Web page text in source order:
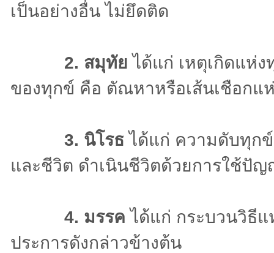
เป็นอย่างอื่น ไม่ยึดติด
2. สมุทัย ได้แก่ เหตุเกิดแห่
ของทุกข์ คือ ตัณหาหรือเส้นเชือก
3. นิโรธ ได้แก่ ความดับทุกข์
และชีวิต ดำเนินชีวิตด้วยการใช้ปั
4. มรรค ได้แก่ กระบวนวิธี
ประการดังกล่าวข้างต้น